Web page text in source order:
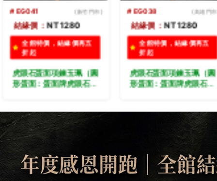
# EG036 (桃園門市)
結緣價： NT 1580
全館特價，結緣價再五
折起
虎眼石蛋面項鍊玉珮（圓
形蛋面：蛋面牌虎眼石蛋
EG036。客製化訂做各種
虎眼石蛋面吊墜玉珮項
鍊。★東方翡翠寶石保證
卡
# EG034 (桃園門
結緣價： NT 1980
全館特價，結緣價再五
折起
虎眼石蛋面項鍊玉珮（蛋
面牌虎眼石蛋面玉珮、虎
訂做各種虎眼石蛋面吊墜
玉珮項鍊。★東方翡翠寶